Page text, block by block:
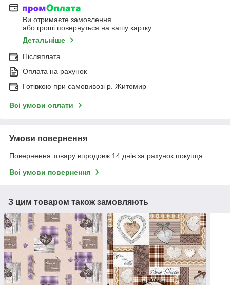
Ви отримаєте замовлення
або гроші повернуться на вашу картку
Детальніше
Післяплата
Оплата на рахунок
Готівкою при самовивозі р. Житомир
Всі умови оплати
Умови повернення
Повернення товару впродовж 14 днів за рахунок покупця
Всі умови повернення
З цим товаром також замовляють